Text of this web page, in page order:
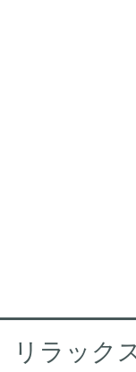
リラック